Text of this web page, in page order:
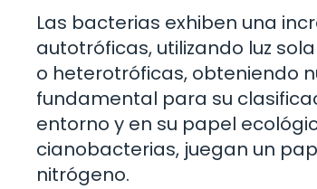
Las bacterias exhiben una
autotróficas, utilizando luz
o heterotróficas, obteniendo
fundamental para su
entorno y en su papel
cianobacterias, juegan un
nitrógeno.